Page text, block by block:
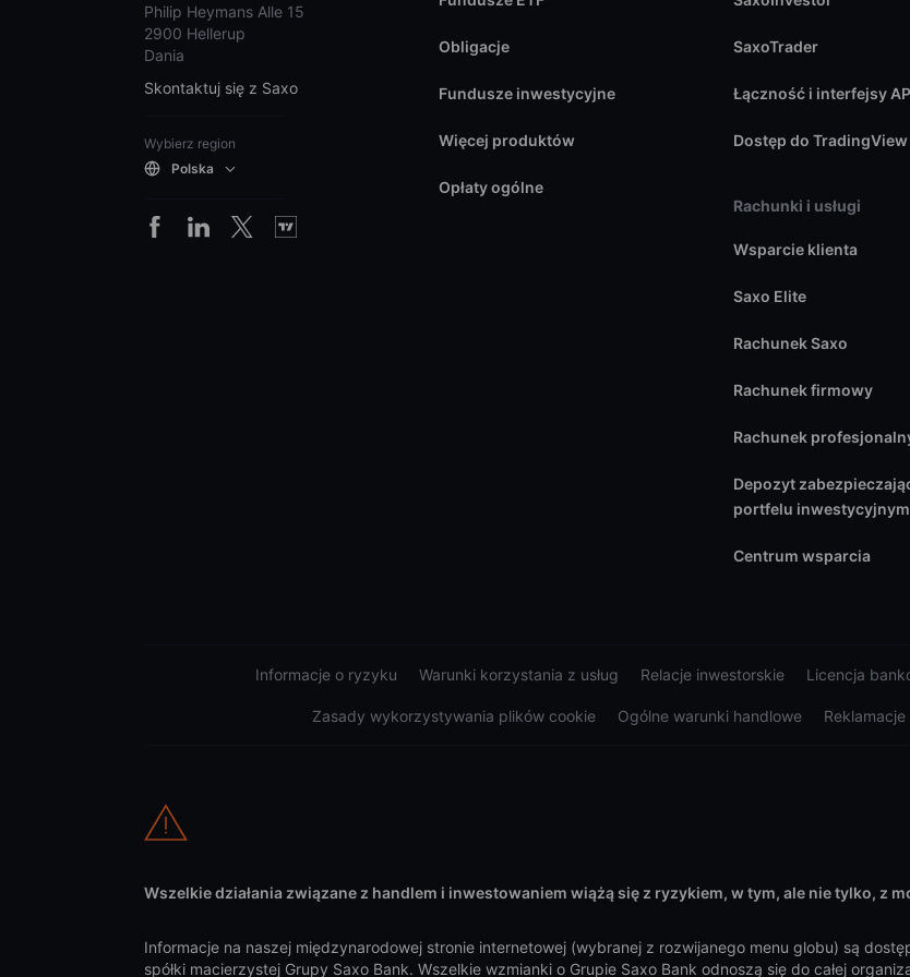
Philip Heymans Alle 15
2900 Hellerup
Dania
Skontaktuj się z Saxo
Wybierz region
Polska
Obligacje
Fundusze inwestycyjne
Więcej produktów
Opłaty ogólne
SaxoTrader
Łączność i interfejsy
Dostęp do TradingView
Rachunki i usługi
Wsparcie klienta
Saxo Elite
Rachunek Saxo
Rachunek firmowy
Rachunek
Depozyt
portfelu inwestycyjnym
Centrum wsparcia
Informacje o ryzyku Warunki korzystania z usług Relacje inwestorskie Licencja
Zasady wykorzystywania plików cookie Ogólne warunki handlowe Reklamacje
Wszelkie działania związane z handlem i inwestowaniem wiążą się z ryzykiem, w tym, ale nie tylko, z
Informacje na naszej międzynarodowej stronie internetowej (wybranej z rozwijanego menu globu) są
spółki macierzystej Grupy Saxo Bank. Wszelkie wzmianki o Grupie Saxo Bank odnoszą się do całej